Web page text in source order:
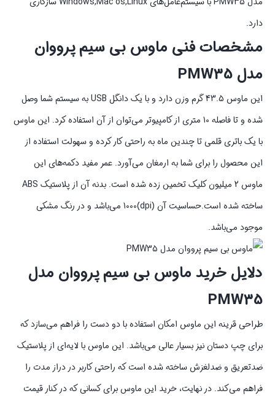
دارد.
مشخصات فنی ماوس بی سیم پرووان
مدل PMW35
این ماوس 43.5 گرم وزن دارد و با یک دانگل USB به سیستم شما وصل
شده و تا فاصله 10 متری از کامپیوتر می‌توان از آن استفاده کرد. این ماوس
با یک باتری قلمی تا چندین ماه به راحتی کار کرده و سهولت استفاده از
این محصول را برای شما به ارمغان می‌آورد. عمر مفید دکمه‌های این
ماوس 2 میلیون کلیک تخمین زده شده است. بدنه آن از پلاستیک ABS
ساخته شده است.حساسیت آن (dpi)1000 می‌باشد و در رنگ مشکی
موجود می‌باشد.
دلایل خرید ماوس بی سیم پرووان مدل
PMW35
طراحی قرینه این ماوس امکان استفاده با دو دست را فراهم می‌سازد که
برای چپ دستان نیز بسیار عالی می‌باشد. این ماوس با لایه‌ای از پلاستیک
ضدتعریق و ضدلغزش ساخته شده است که راحتی کاربر در دراز مدت را
فراهم می‌کند. در نهایت، خرید این ماوس برای کسانی که در کنار قیمت